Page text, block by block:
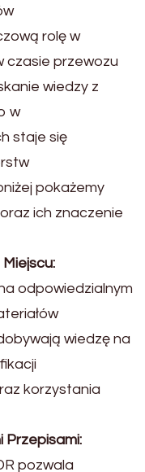
rolę w
czasie przewozu
wiedzy z
w
staje się
pokażemy
ich znaczenie
odpowiedzialnym
wiedzę na
korzystania
Przepisami:
pozwala